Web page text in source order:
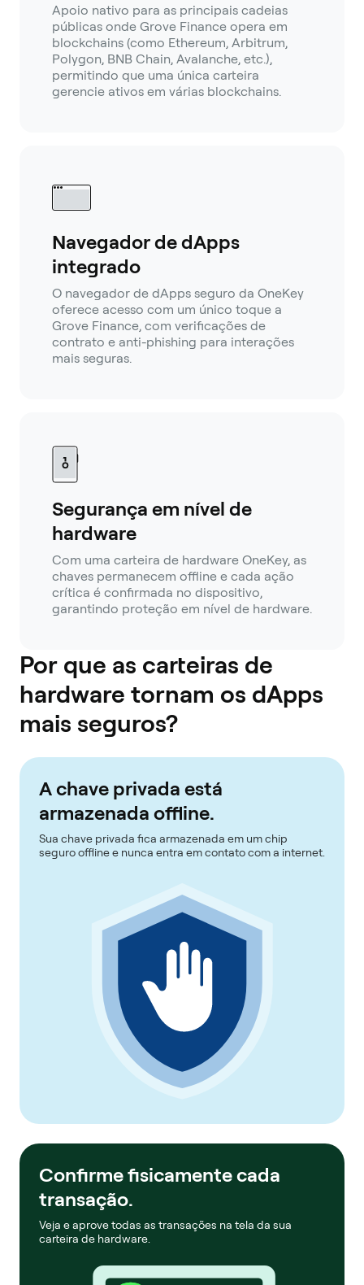
Apoio nativo para as principais cadeias
públicas onde Grove Finance opera em
blockchains (como Ethereum, Arbitrum,
Polygon, BNB Chain, Avalanche, etc.),
permitindo que uma única carteira
gerencie ativos em várias blockchains.
Navegador de dApps
integrado
O navegador de dApps seguro da OneKey
oferece acesso com um único toque a
Grove Finance, com verificações de
contrato e anti-phishing para interações
mais seguras.
Segurança em nível de
hardware
Com uma carteira de hardware OneKey, as
chaves permanecem offline e cada ação
crítica é confirmada no dispositivo,
garantindo proteção em nível de hardware.
Por que as carteiras de
hardware tornam os dApps
mais seguros?
A chave privada está
armazenada offline.
Sua chave privada fica armazenada em um chip
seguro offline e nunca entra em contato com a internet.
Confirme fisicamente cada
transação.
Veja e aprove todas as transações na tela da sua
carteira de hardware.